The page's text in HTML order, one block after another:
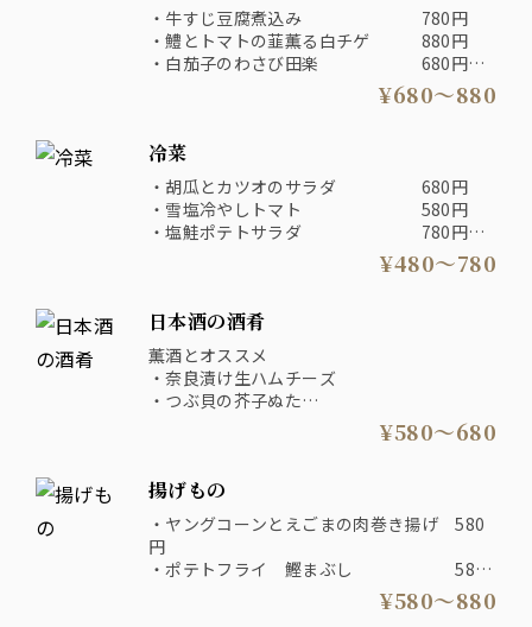
・牛すじ豆腐煮込み 780円
・鱧とトマトの韮薫る白チゲ 880円
・白茄子のわさび田楽 680円
・大山どりとビーツの深み醤油 680円
・出汁あふれ巻き玉子 680円
・しびれ鴨葱 880円
・鮪ホホ肉の葱間芥子醤油焼き 880円
¥680〜880
冷菜
・胡瓜とカツオのサラダ 680円
・雪塩冷やしトマト 580円
・塩鮭ポテトサラダ 780円
・漬物盛り合わせ 780円
¥480〜780
日本酒の酒肴
薫酒とオススメ
・奈良漬け生ハムチーズ
・つぶ貝の芥子ぬた
・雲丹と長芋の山葵醤油和え
・するめ烏賊の沖漬け
醇酒とオススメ
・燻製炙り明太子
¥580〜680
揚げもの
・ヤングコーンとえごまの肉巻き揚げ 580
円
・ポテトフライ 鰹まぶし 580
・自家製厚揚げ 680
¥580〜880